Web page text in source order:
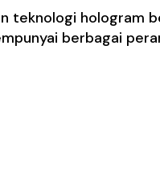
teknologi hologram
berbagai